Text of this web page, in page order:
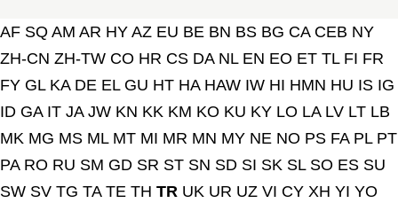
AF SQ AM AR HY AZ EU BE BN BS BG CA CEB NY
ZH-CN ZH-TW CO HR CS DA NL EN EO ET TL FI FR
FY GL KA DE EL GU HT HA HAW IW HI HMN HU IS IG
ID GA IT JA JW KN KK KM KO KU KY LO LA LV LT LB
MK MG MS ML MT MI MR MN MY NE NO PS FA PL PT
PA RO RU SM GD SR ST SN SD SI SK SL SO ES SU
SW SV TG TA TE TH TR UK UR UZ VI CY XH YI YO